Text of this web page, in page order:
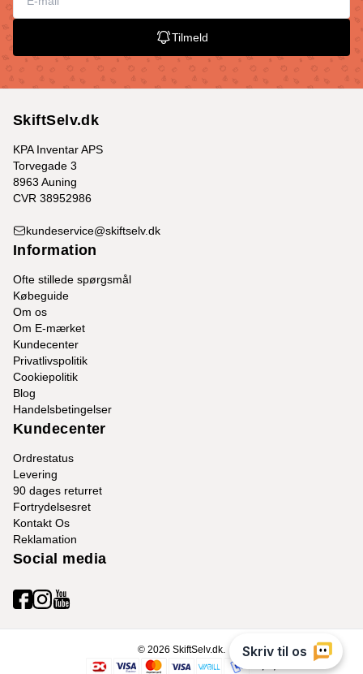
Tilmeld
SkiftSelv.dk
KPA Inventar APS
Torvegade 3
8963 Auning
CVR 38952986
kundeservice@skiftselv.dk
Information
Ofte stillede spørgsmål
Købeguide
Om os
Om E-mærket
Kundecenter
Privatlivspolitik
Cookiepolitik
Blog
Handelsbetingelser
Kundecenter
Ordrestatus
Levering
90 dages returret
Fortrydelsesret
Kontakt Os
Reklamation
Social media
© 2026 SkiftSelv.dk.